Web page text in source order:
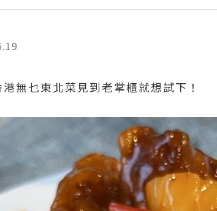
無乜東北菜見到老掌櫃就想試下！